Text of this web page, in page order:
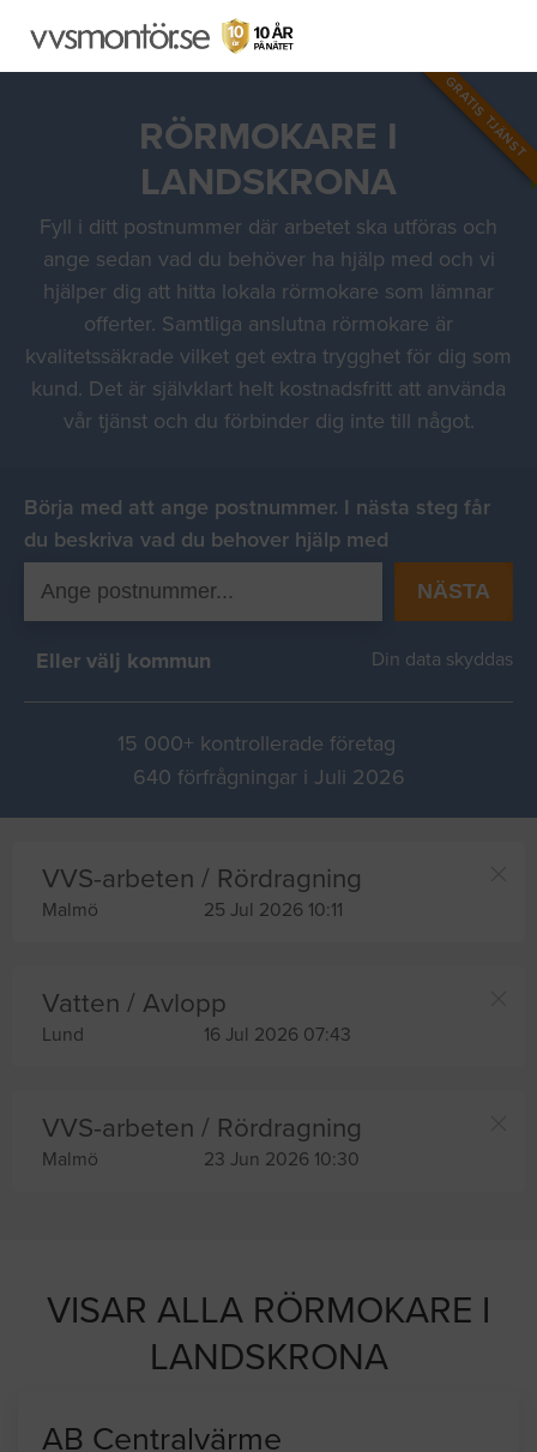
GRATIS TJÄNST
RÖRMOKARE I
LANDSKRONA
Fyll i ditt postnummer där arbetet ska utföras och
ange sedan vad du behöver ha hjälp med och vi
hjälper dig att hitta lokala rörmokare som lämnar
offerter. Samtliga anslutna rörmokare är
kvalitetssäkrade vilket get extra trygghet för dig som
kund. Det är självklart helt kostnadsfritt att använda
vår tjänst och du förbinder dig inte till något.
Börja med att ange postnummer. I nästa steg får
du beskriva vad du behover hjälp med
NÄSTA
Eller välj kommun Din data skyddas
15 000+ kontrollerade företag
640 förfrågningar i Juli 2026
VVS-arbeten / Rördragning
Malmö 25 Jul 2026 10:11
Vatten / Avlopp
Lund 16 Jul 2026 07:43
VVS-arbeten / Rördragning
Malmö 23 Jun 2026 10:30
VISAR ALLA RÖRMOKARE I
LANDSKRONA
AB Centralvärme